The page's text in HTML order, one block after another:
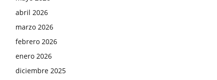
abril 2026
marzo 2026
febrero 2026
enero 2026
diciembre 2025